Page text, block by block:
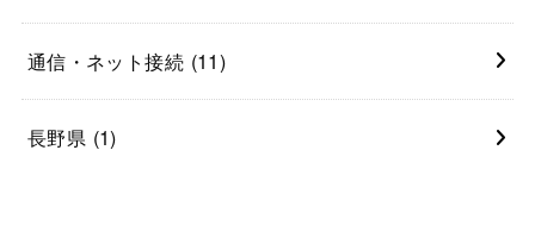
通信・ネット接続 (11)
長野県 (1)